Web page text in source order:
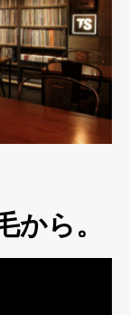
ら。